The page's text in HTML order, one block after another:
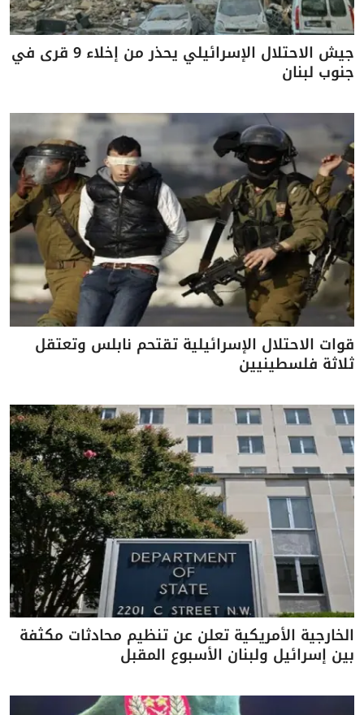
جيش الاحتلال الإسرائيلي يحذر من إخلاء 9 قرى في
جنوب لبنان
قوات الاحتلال الإسرائيلية تقتحم نابلس وتعتقل
ثلاثة فلسطينيين
الخارجية الأمريكية تعلن عن تنظيم محادثات مكثفة
بين إسرائيل ولبنان الأسبوع المقبل